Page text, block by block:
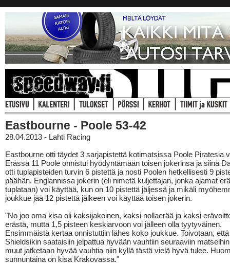
Eastbourne - Poole 53-42
28.04.2013 - Lahti Racing
Eastbourne otti täydet 3 sarjapistettä kotimatsissa Poole Piratesia
Erässä 11 Poole onnistui hyödyntämään toisen jokerinsa ja siinä
otti tuplapisteiden turvin 6 pistettä ja nosti Poolen hetkellisesti 9
päähän. Englannissa jokerin (eli nimetä kuljettajan, jonka ajamat
tuplataan) voi käyttää, kun on 10 pistettä jäljessä ja mikäli
joukkue jää 12 pistettä jälkeen voi käyttää toisen jokerin.
"No joo oma kisa oli kaksijakoinen, kaksi nollaerää ja kaksi
erästä, mutta 1,5 pisteen keskiarvoon voi jälleen olla tyytyväinen.
Ensimmäistä kertaa onnistuttiin lähes koko joukkue. Toivotaan, että
Shieldsikin saataisiin jelpattua hyvään vauhtiin seuraaviin
muut jatketaan hyvää vauhtia niin kyllä tästä vielä hyvä tulee.
sunnuntaina on kisa Krakovassa."